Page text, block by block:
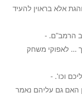
אלא בראוין להעיד
הרמב"ם. -
... לאפוקי משחק
וכו'. -
האם גם עליהם נאמר